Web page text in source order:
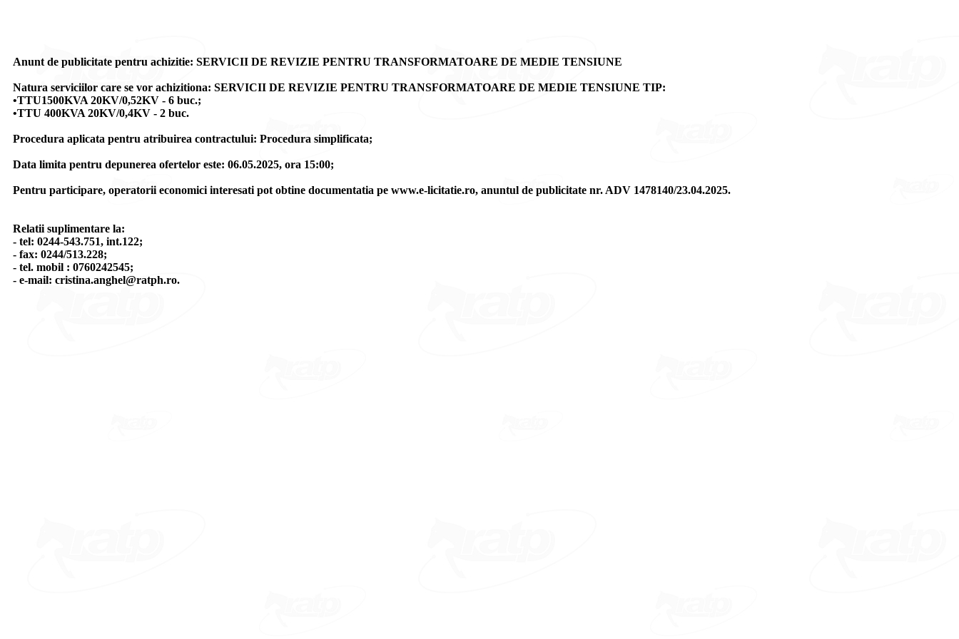
Anunt de publicitate pentru achizitie: SERVICII DE REVIZIE PENTRU TRANSFORMATOARE DE MEDIE TENSIUNE
Natura serviciilor care se vor achizitiona: SERVICII DE REVIZIE PENTRU TRANSFORMATOARE DE MEDIE TENSIUNE TIP:
•TTU1500KVA 20KV/0,52KV - 6 buc.;
•TTU 400KVA 20KV/0,4KV - 2 buc.
Procedura aplicata pentru atribuirea contractului: Procedura simplificata;
Data limita pentru depunerea ofertelor este: 06.05.2025, ora 15:00;
Pentru participare, operatorii economici interesati pot obtine documentatia pe www.e-licitatie.ro, anuntul de publicitate nr. ADV 1478140/23.04.2025.
Relatii suplimentare la:
- tel: 0244-543.751, int.122;
- fax: 0244/513.228;
- tel. mobil : 0760242545;
- e-mail: cristina.anghel@ratph.ro.